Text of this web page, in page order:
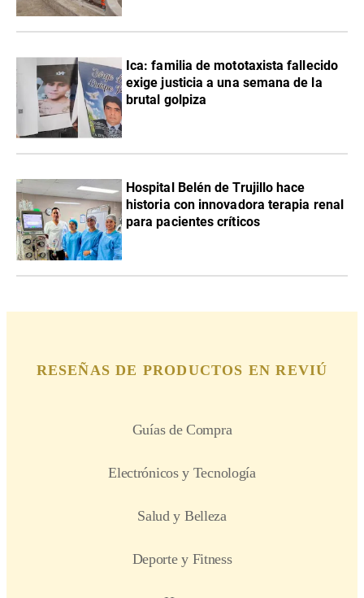
Ica: familia de mototaxista fallecido
exige justicia a una semana de la
brutal golpiza
Hospital Belén de Trujillo hace
historia con innovadora terapia renal
para pacientes críticos